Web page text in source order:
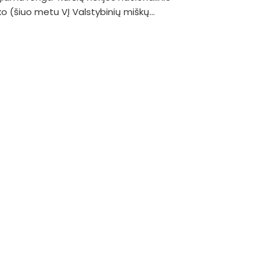
(šiuo metu VĮ Valstybinių miškų...